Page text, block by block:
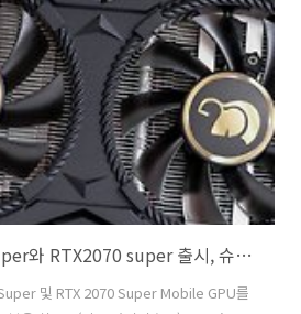
때문이기도 합니다. 다시 말해, 2021년은
하지 않는 해가 될 수 있습니다. 대신 다
다. Intel은 더..
엔비디아 RTX2080 super와 RTX2070 super 출시, 슈퍼 GPU를 적용한 노트북들
및 RTX 2070 Super Mobile GPU를